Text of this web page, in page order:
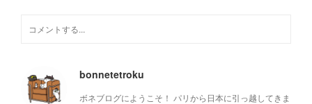
bonnetetroku
ボネブログにようこそ！ パリから日本に引っ越してきま